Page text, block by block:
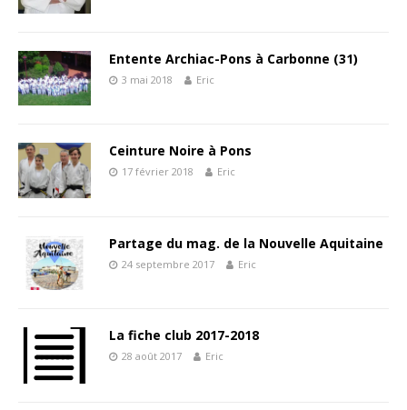
Entente Archiac-Pons à Carbonne (31)
3 mai 2018 Eric
Ceinture Noire à Pons
17 février 2018 Eric
Partage du mag. de la Nouvelle Aquitaine
24 septembre 2017 Eric
La fiche club 2017-2018
28 août 2017 Eric